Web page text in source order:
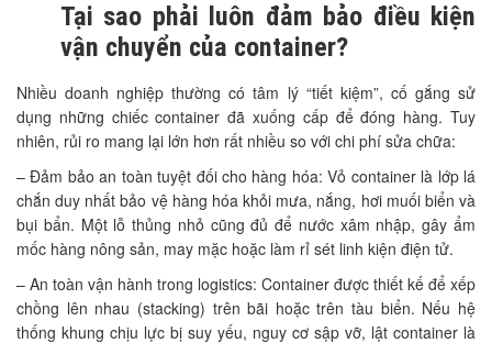
Tại sao phải luôn đảm bảo điều kiện
vận chuyển của container?
Nhiều doanh nghiệp thường có tâm lý “tiết kiệm”, cố gắng sử
dụng những chiếc container đã xuống cấp để đóng hàng. Tuy
nhiên, rủi ro mang lại lớn hơn rất nhiều so với chi phí sửa chữa:
– Đảm bảo an toàn tuyệt đối cho hàng hóa: Vỏ container là lớp lá
chắn duy nhất bảo vệ hàng hóa khỏi mưa, nắng, hơi muối biển và
bụi bẩn. Một lỗ thủng nhỏ cũng đủ để nước xâm nhập, gây ẩm
mốc hàng nông sản, may mặc hoặc làm rỉ sét linh kiện điện tử.
– An toàn vận hành trong logistics: Container được thiết kế để xếp
chồng lên nhau (stacking) trên bãi hoặc trên tàu biển. Nếu hệ
thống khung chịu lực bị suy yếu, nguy cơ sập vỡ, lật container là